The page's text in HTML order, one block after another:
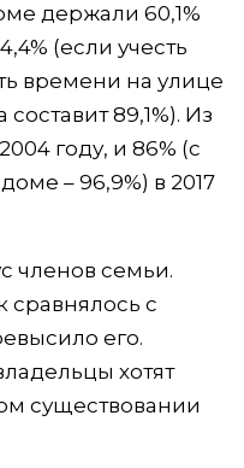
держали 60,1%
(если учесть
времени на улице
89,1%). Из
году, и 86% (с
– 96,9%) в 2017
членов семьи.
с
его.
хотят
существовании